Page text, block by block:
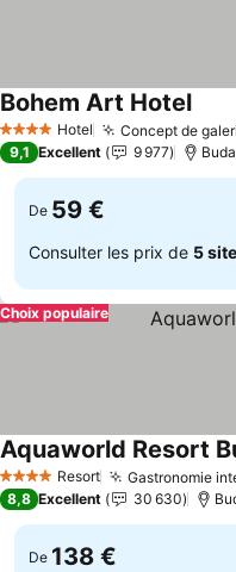
4 Étoiles Hotel Concept de
Bohem Art Hotel
9,1 Excellent 9 977
De 59 €
Consulter les prix de 5
Choix populaire
4 Étoiles Resort Gastronomie
Aquaworld Resort
8,8 Excellent 30 630
De 138 €